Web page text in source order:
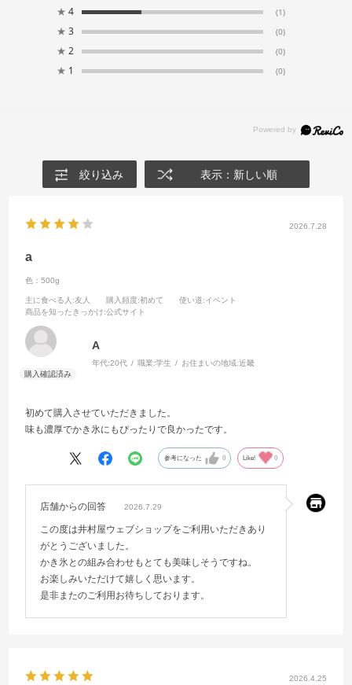
★ 4 (1)
★ 3 (0)
★ 2 (0)
★ 1 (0)
絞り込み 表示：新しい順
2026.7.28
a
色：500g
主に食べる人 :友人 購入頻度:初めて 使い道:イベント
商品を知ったきっかけ:公式サイト
A
年代:20代 職業:学生 お住まいの地域:近畿
初めて購入させていただきました。
味も濃厚でかき氷にもぴったりで良かったです。
参考になった 0 Like! 0
店舗からの回答 2026.7.29
この度は井村屋ウェブショップをご利用いただきあり
がとうございました。
かき氷との組み合わせもとても美味しそうですね。
お楽しみいただけて嬉しく思います。
是非またのご利用お待ちしております。
2026.4.25